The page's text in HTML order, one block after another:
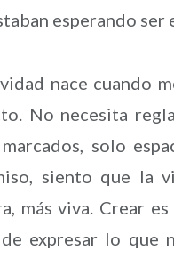
esperando ser
nace cuando
No necesita
solo
siento que la
más viva. Crear
expresar lo que